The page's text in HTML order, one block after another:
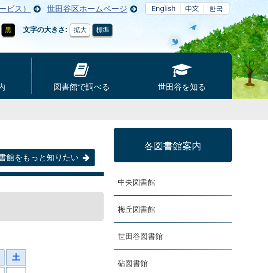
ビス） 世田谷区ホームページ
黒 文字の大きさ 拡大 標準
図書館で調べる 世田谷を知る
館をもっと知りたい
土
各図書館案内
中央図書館
梅丘図書館
世田谷図書館
砧図書館